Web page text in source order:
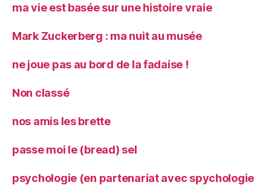
ma vie est basée sur une histoire vraie
Mark Zuckerberg : ma nuit au musée
ne joue pas au bord de la fadaise !
Non classé
nos amis les brette
passe moi le (bread) sel
psychologie (en partenariat avec spychologie